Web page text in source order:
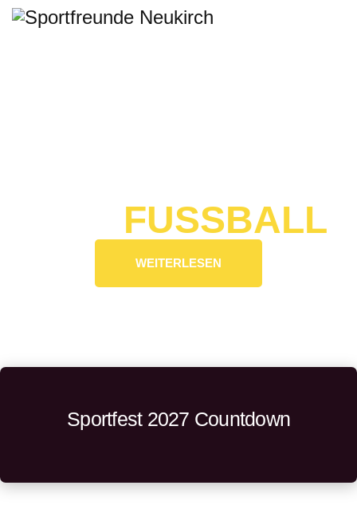
FUSSBALL
WEITERLESEN
Sportfest 2027 Countdown